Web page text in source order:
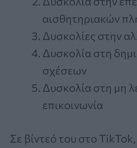
αισθητηριακών
Δυσκολίες στην
Δυσκολία στη
σχέσεων
Δυσκολία στη μη
επικοινωνία
Σε βίντεό του στο